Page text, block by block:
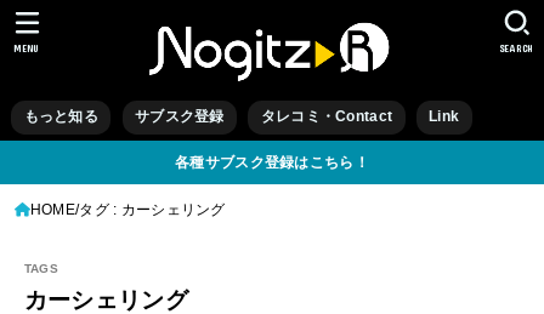
もっと知る サブスク登録 タレコミ・Contact Link
SEARCH
MENU
各種サブスク登録はこちら！
HOME タグ : カーシェリング
カーシェリング